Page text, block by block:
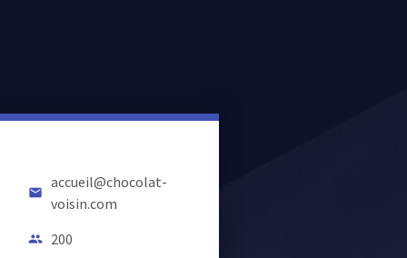
email
accueil@chocolat-
voisin.com
people 200